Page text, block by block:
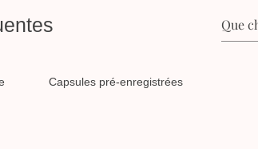
Capsules pré-enregistrées